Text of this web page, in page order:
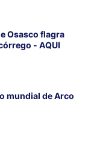
Osasco flagra
- AQUI
mundial de Arco